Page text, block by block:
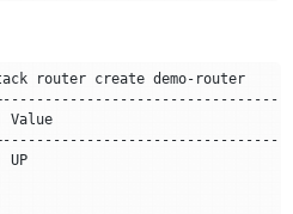
[root@controller ~]# openstack router create demo-router